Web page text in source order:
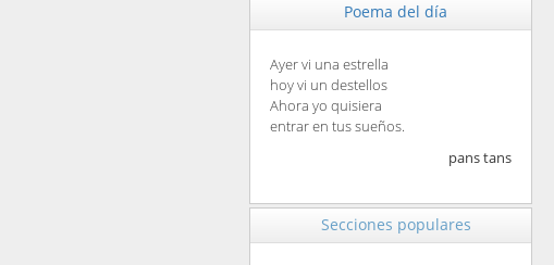
Poema del día
Ayer vi una estrella
hoy vi un destellos
Ahora yo quisiera
entrar en tus sueños.
pans tans
Secciones populares